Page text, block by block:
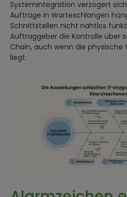
Systemintegration verzögert
Aufträge in Warteschlangen
Schnittstellen nicht nahtlos
Auftraggeber die Kontrolle über
Chain, auch wenn die physische
liegt.